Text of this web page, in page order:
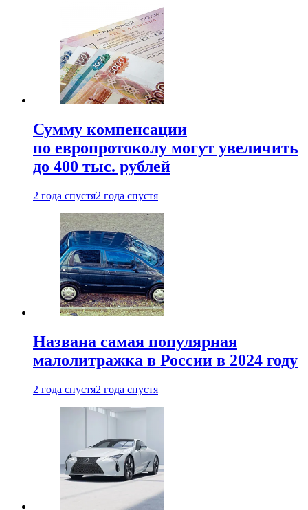
Сумму компенсации
по европротоколу могут увеличить
до 400 тыс. рублей
2 года спустя2 года спустя
Названа самая популярная
малолитражка в России в 2024 году
2 года спустя2 года спустя